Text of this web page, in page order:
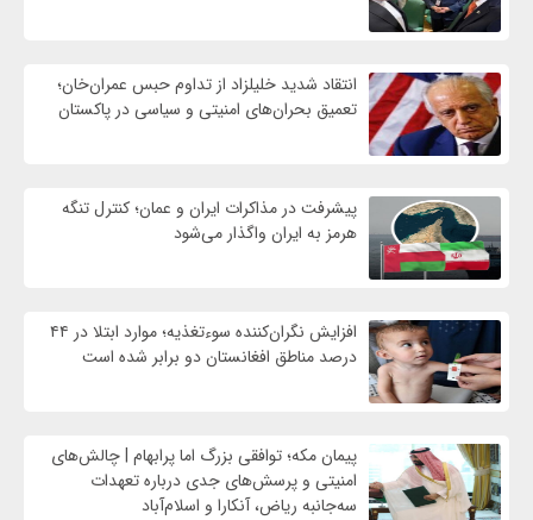
انتقاد شدید خلیلزاد از تداوم حبس عمران‌خان؛
تعمیق بحران‌های امنیتی و سیاسی در پاکستان
پیشرفت در مذاکرات ایران و عمان؛ کنترل تنگه
هرمز به ایران واگذار می‌شود
افزایش نگران‌کننده سوءتغذیه؛ موارد ابتلا در ۴۴
درصد مناطق افغانستان دو برابر شده است
پیمان مکه؛ توافقی بزرگ اما پرابهام | چالش‌های
امنیتی و پرسش‌های جدی درباره تعهدات
سه‌جانبه ریاض، آنکارا و اسلام‌آباد